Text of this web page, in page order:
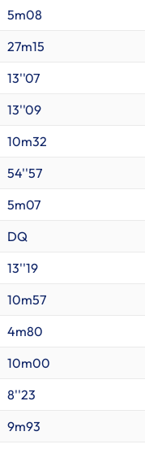
5m08
27m15
13''07
13''09
10m32
54''57
5m07
DQ
13''19
10m57
4m80
10m00
8''23
9m93